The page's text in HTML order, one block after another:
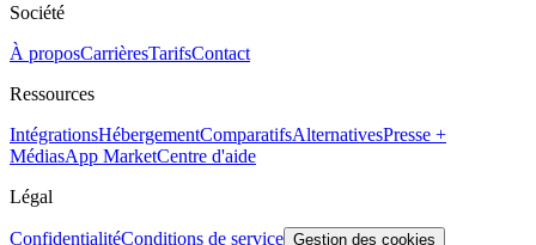
Société
À proposCarrièresTarifsContact
Ressources
IntégrationsHébergementComparatifsAlternativesPresse +
MédiasApp MarketCentre d'aide
Légal
ConfidentialitéConditions de service Gestion des cookies